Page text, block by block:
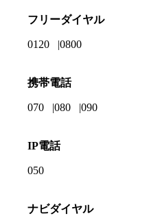
フリーダイヤル
0120 0800
携帯電話
070 080 090
IP電話
050
ナビダイヤル